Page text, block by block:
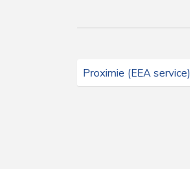
Proximie (EEA service)